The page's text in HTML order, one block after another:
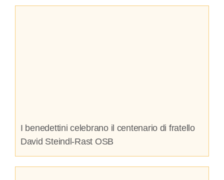
I benedettini celebrano il centenario di fratello
David Steindl-Rast OSB